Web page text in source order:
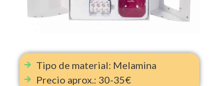
Tipo de material: Melamina
Precio aprox.: 30-35€